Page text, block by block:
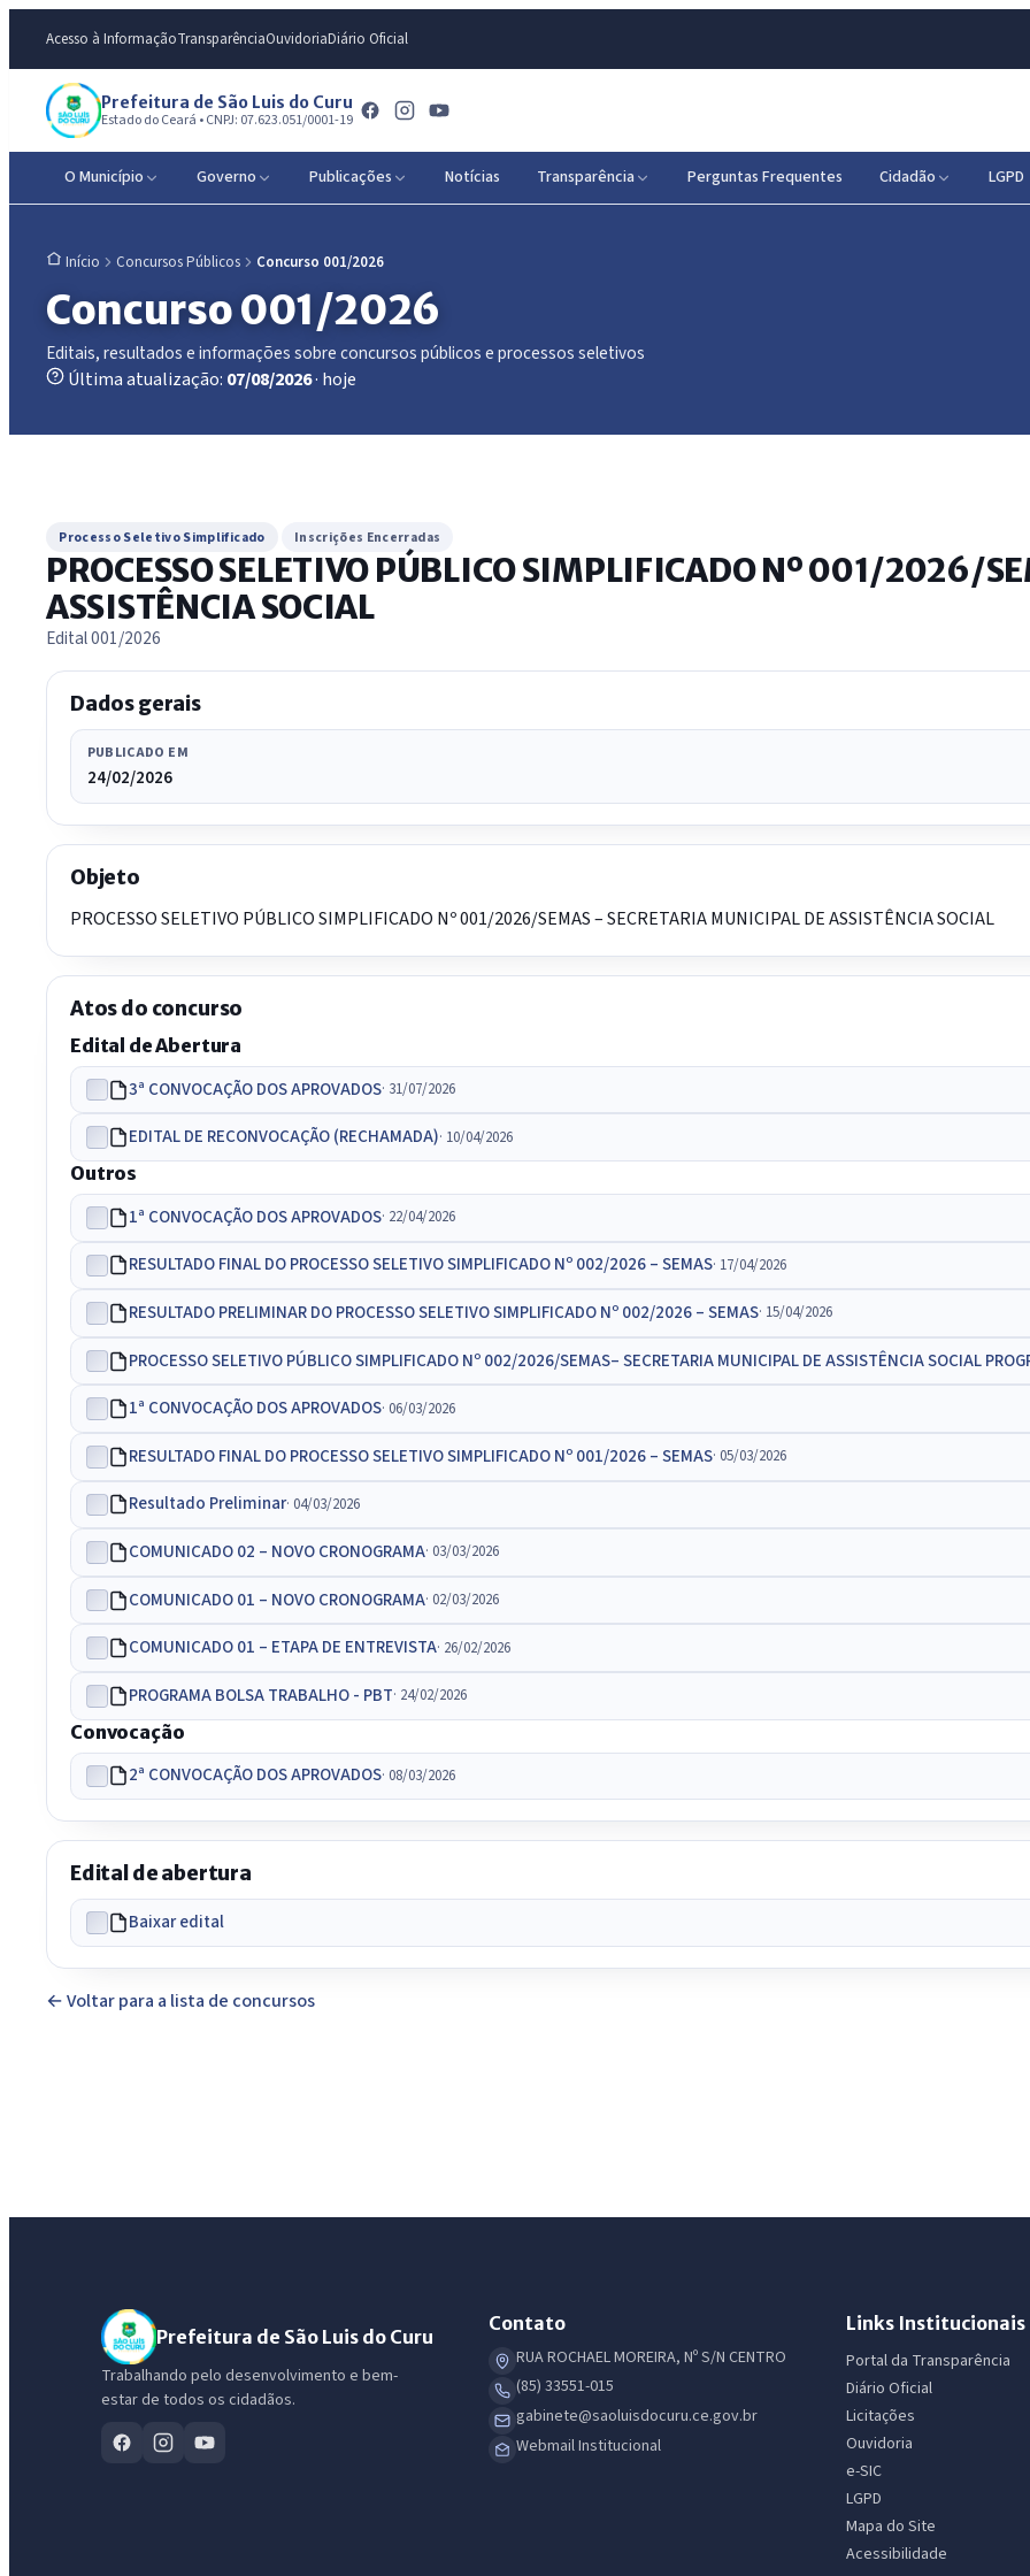
Acesso à InformaçãoTransparênciaOuvidoriaDiário Oficial
Prefeitura de São Luis do Curu
Estado do Ceará • CNPJ: 07.623.051/0001-19
O Município Governo Publicações Notícias Transparência Perguntas Frequentes Cidadão LGPD
Início Concursos Públicos Concurso 001/2026
Concurso 001/2026
Editais, resultados e informações sobre concursos públicos e processos seletivos
Última atualização: 07/08/2026· hoje
Processo Seletivo Simplificado Inscrições Encerradas
PROCESSO SELETIVO PÚBLICO SIMPLIFICADO Nº 001/2026/
ASSISTÊNCIA SOCIAL
Edital 001/2026
Dados gerais
PUBLICADO EM
24/02/2026
Objeto
PROCESSO SELETIVO PÚBLICO SIMPLIFICADO Nº 001/2026/SEMAS – SECRETARIA MUNICIPAL DE ASSISTÊNCIA SOCIAL
Atos do concurso
Edital de Abertura
3ª CONVOCAÇÃO DOS APROVADOS· 31/07/2026
EDITAL DE RECONVOCAÇÃO (RECHAMADA)· 10/04/2026
Outros
1ª CONVOCAÇÃO DOS APROVADOS· 22/04/2026
RESULTADO FINAL DO PROCESSO SELETIVO SIMPLIFICADO Nº 002/2026 – SEMAS· 17/04/2026
RESULTADO PRELIMINAR DO PROCESSO SELETIVO SIMPLIFICADO Nº 002/2026 – SEMAS· 15/04/2026
PROCESSO SELETIVO PÚBLICO SIMPLIFICADO Nº 002/2026/SEMAS– SECRETARIA MUNICIPAL DE ASSISTÊNCIA SOCIAL
1ª CONVOCAÇÃO DOS APROVADOS· 06/03/2026
RESULTADO FINAL DO PROCESSO SELETIVO SIMPLIFICADO Nº 001/2026 – SEMAS· 05/03/2026
Resultado Preliminar· 04/03/2026
COMUNICADO 02 – NOVO CRONOGRAMA· 03/03/2026
COMUNICADO 01 – NOVO CRONOGRAMA· 02/03/2026
COMUNICADO 01 – ETAPA DE ENTREVISTA· 26/02/2026
PROGRAMA BOLSA TRABALHO - PBT· 24/02/2026
Convocação
2ª CONVOCAÇÃO DOS APROVADOS· 08/03/2026
Edital de abertura
Baixar edital
← Voltar para a lista de concursos
Prefeitura de São Luis do Curu
Trabalhando pelo desenvolvimento e bem-
estar de todos os cidadãos.
Contato
RUA ROCHAEL MOREIRA, Nº S/N CENTRO
(85) 33551-015
gabinete@saoluisdocuru.ce.gov.br
Webmail Institucional
Links Institucionais
Portal da Transparência
Diário Oficial
Licitações
Ouvidoria
e-SIC
LGPD
Mapa do Site
Acessibilidade